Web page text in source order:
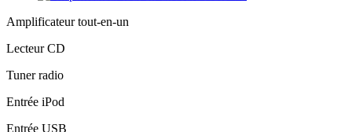
Amplificateur tout-en-un
Lecteur CD
Tuner radio
Entrée iPod
Entrée USB